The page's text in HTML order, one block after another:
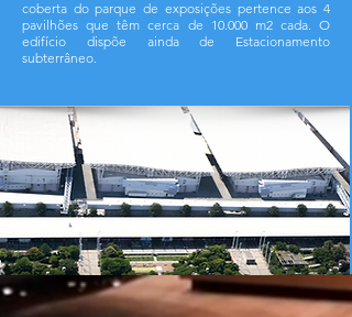
coberta do parque de exposições pertence aos 4
pavilhões que têm cerca de 10.000 m2 cada. O
edifício dispõe ainda de Estacionamento
subterrâneo.